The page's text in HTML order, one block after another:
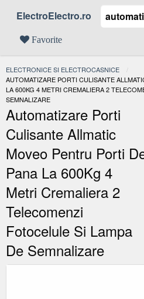
ElectroElectro.ro
Favorite
ELECTRONICE SI ELECTROCASNICE
ACTUAL:
AUTOMATIZARE PORTI CULISANTE
LA 600KG 4 METRI CREMALIERA 2
SEMNALIZARE
Automatizare Porti
Culisante Allmatic
Moveo Pentru Porti
Pana La 600Kg 4
Metri Cremaliera 2
Telecomenzi
Fotocelule Si Lampa
De Semnalizare